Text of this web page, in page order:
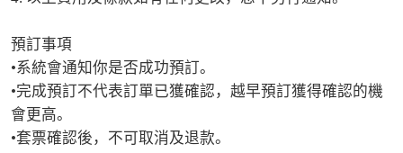
預訂事項
•系統會通知你是否成功預訂。
•完成預訂不代表訂單已獲確認，越早預訂獲得確認的機
會更高。
•套票確認後，不可取消及退款。